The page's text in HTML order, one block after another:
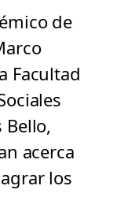
de
Facultad
Bello,
acerca
los